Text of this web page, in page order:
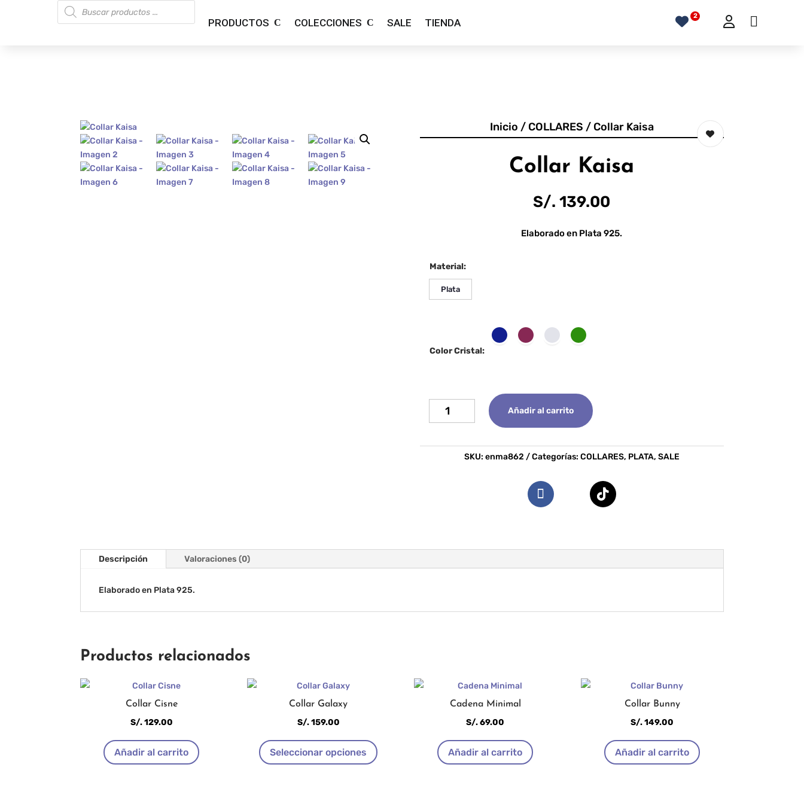
Búsqueda
de
productos
PRODUCTOS COLECCIONES SALE TIENDA
Inicio / COLLARES / Collar Kaisa
Collar Kaisa
S/. 139.00
Elaborado en Plata 925.
Material:
Plata
Color Cristal:
Collar
Añadir al carrito
SKU: enma862 Categorías: COLLARES, PLATA, SALE
Descripción Valoraciones (0)
Elaborado en Plata 925.
Productos relacionados
Collar Cisne
S/.129.00
Añadir al carrito
Collar Galaxy
S/.159.00
Seleccionar opciones
producto
Cadena Minimal
S/.69.00
Añadir al carrito
Collar Bunny
S/.149.00
Añadir al carrito